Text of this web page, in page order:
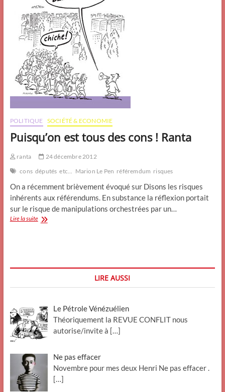
POLITIQUE SOCIÉTÉ & ECONOMIE
Puisqu’on est tous des cons ! Ranta
ranta
24 décembre 2012
cons députés etc... Marion Le Pen référemdum risques
On a récemment brièvement évoqué sur Disons les risques
inhérents aux référendums. En substance la réflexion portait
sur le risque de manipulations orchestrées par un…
Lire la suitePuisqu’on
LIRE AUSSI
Le Pétrole Vénézuélien
Théoriquement la REVUE CONFLIT nous
autorise/invite à […]
Ne pas effacer
Novembre pour mes deux Henri Ne pas effacer .
[…]